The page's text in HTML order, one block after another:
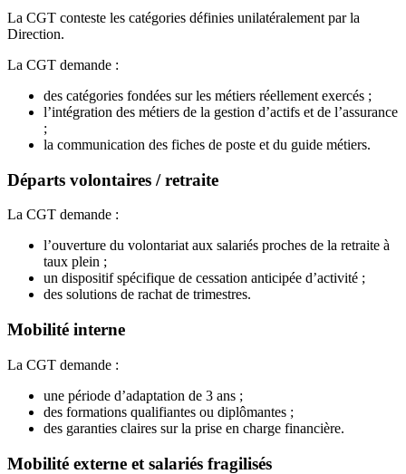
La CGT conteste les catégories définies unilatéralement par la
Direction.
La CGT demande :
des catégories fondées sur les métiers réellement exercés ;
l’intégration des métiers de la gestion d’actifs et de l’assurance
;
la communication des fiches de poste et du guide métiers.
Départs volontaires / retraite
La CGT demande :
l’ouverture du volontariat aux salariés proches de la retraite à
taux plein ;
un dispositif spécifique de cessation anticipée d’activité ;
des solutions de rachat de trimestres.
Mobilité interne
La CGT demande :
une période d’adaptation de 3 ans ;
des formations qualifiantes ou diplômantes ;
des garanties claires sur la prise en charge financière.
Mobilité externe et salariés fragilisés